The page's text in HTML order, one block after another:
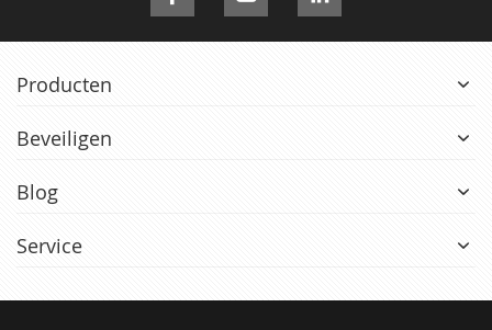
Producten
Beveiligen
Blog
Service